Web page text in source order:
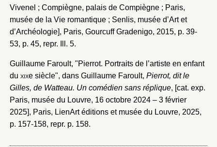
Vivenel ; Compiègne, palais de Compiègne ; Paris,
musée de la Vie romantique ; Senlis, musée d’Art et
d’Archéologie], Paris, Gourcuff Gradenigo, 2015, p. 39-
53, p. 45, repr. Ill. 5.
Guillaume Faroult, "Pierrot. Portraits de l’artiste en enfant
du xixe siècle", dans Guillaume Faroult, Pierrot, dit le
Gilles, de Watteau. Un comédien sans réplique, [cat. exp.
Paris, musée du Louvre, 16 octobre 2024 – 3 février
2025], Paris, LienArt éditions et musée du Louvre, 2025,
p. 157-158, repr. p. 158.